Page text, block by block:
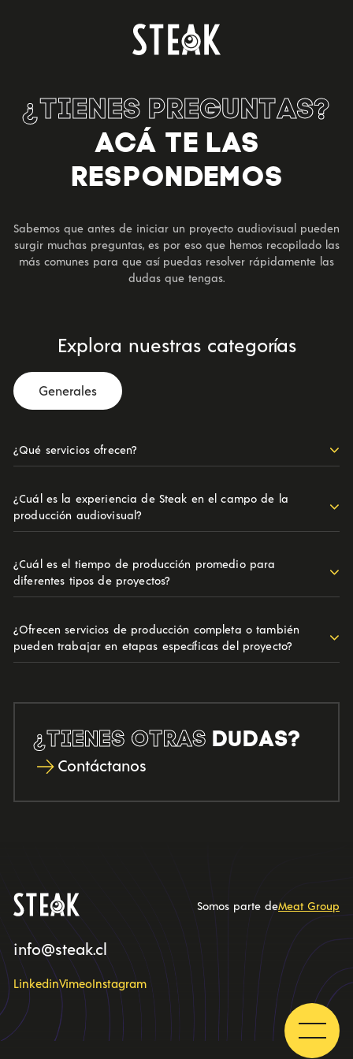
¿TIENES PREGUNTAS?
ACÁ TE LAS
RESPONDEMOS
Sabemos que antes de iniciar un proyecto audiovisual pueden
surgir muchas preguntas, es por eso que hemos recopilado las
más comunes para que así puedas resolver rápidamente las
dudas que tengas.
Explora nuestras categorías
Generales
¿Qué servicios ofrecen?
¿Cuál es la experiencia de Steak en el campo de la
producción audiovisual?
¿Cuál es el tiempo de producción promedio para
diferentes tipos de proyectos?
¿Ofrecen servicios de producción completa o también
pueden trabajar en etapas específicas del proyecto?
¿TIENES OTRAS DUDAS?
Contáctanos
Somos parte deMeat Group
info@steak.cl
LinkedinVimeoInstagram